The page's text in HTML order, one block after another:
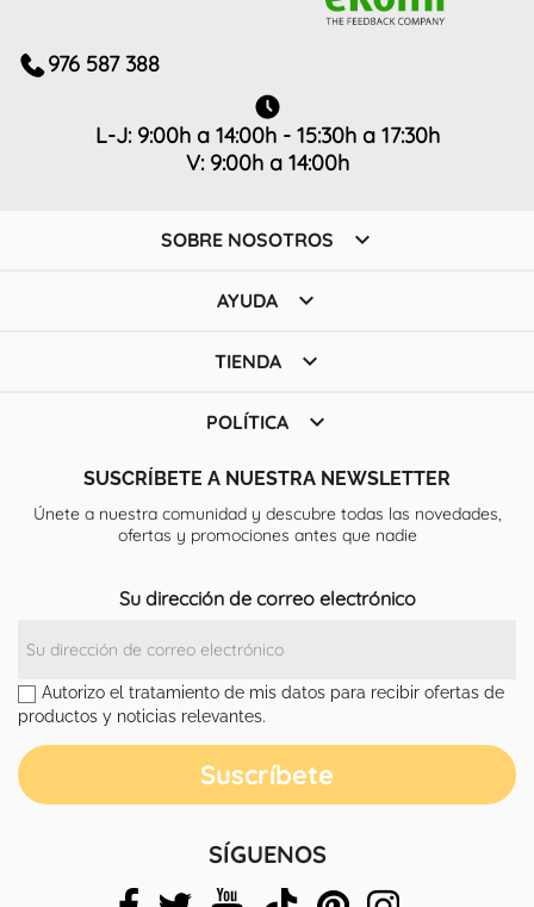
976 587 388
L-J: 9:00h a 14:00h - 15:30h a 17:30h
V: 9:00h a 14:00h
SOBRE NOSOTROS 
AYUDA 
TIENDA 
POLÍTICA 
SUSCRÍBETE A NUESTRA NEWSLETTER
Únete a nuestra comunidad y descubre todas las novedades,
ofertas y promociones antes que nadie
Su dirección de correo electrónico
Autorizo el tratamiento de mis datos para recibir ofertas de
productos y noticias relevantes.
SÍGUENOS